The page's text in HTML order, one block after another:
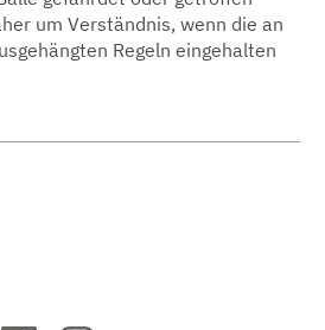
um Verständnis, wenn die an
Regeln eingehalten